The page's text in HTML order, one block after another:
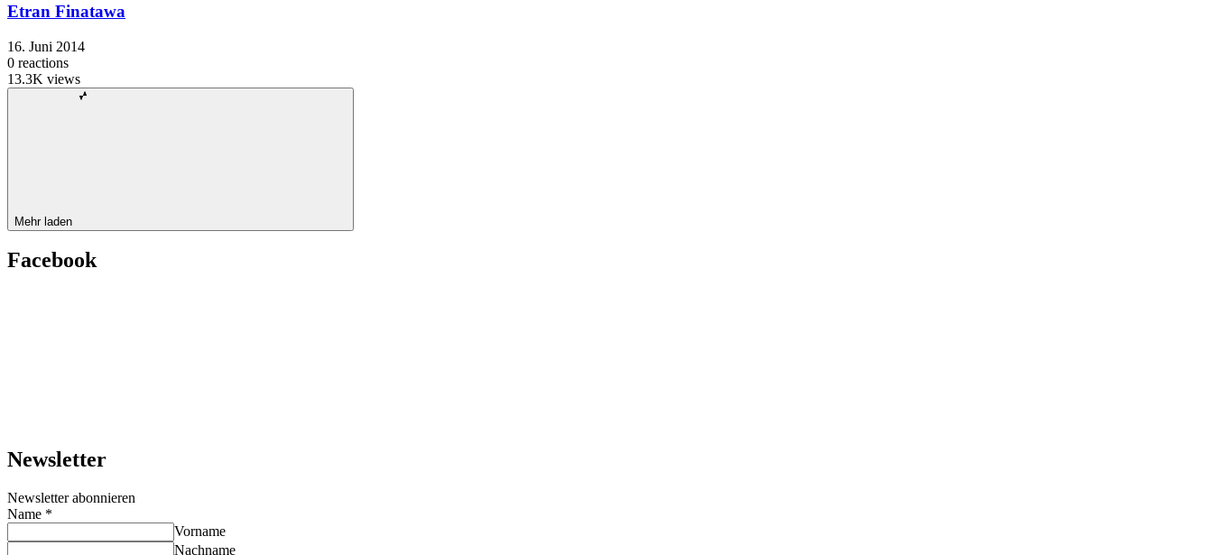
Etran Finatawa
16. Juni 2014
0 reactions
13.3K views
Mehr laden
Facebook
Newsletter
Newsletter abonnieren
Name *
Vorname
Nachname